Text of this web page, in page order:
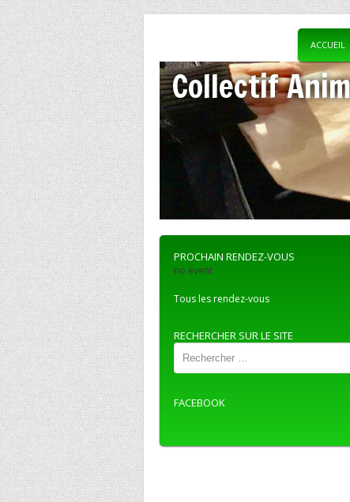
ACCUEIL
Collectif
PROCHAIN RENDEZ-VOUS
no event
Tous les rendez-vous
RECHERCHER SUR LE SITE
Recherche
FACEBOOK